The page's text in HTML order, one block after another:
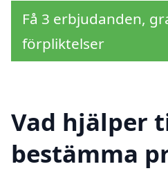
Få 3 erbjudanden,
förpliktelser
Vad hjälper
bestämma